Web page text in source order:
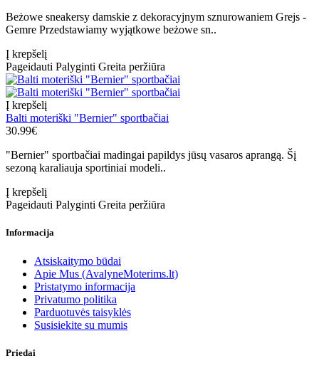
Beżowe sneakersy damskie z dekoracyjnym sznurowaniem Grejs -
Gemre Przedstawiamy wyjątkowe beżowe sn..
Į krepšelį
Pageidauti Palyginti Greita peržiūra
Į krepšelį
Balti moteriški "Bernier" sportbačiai
30.99€
"Bernier" sportbačiai madingai papildys jūsų vasaros aprangą. Šį
sezoną karaliauja sportiniai modeli..
Į krepšelį
Pageidauti Palyginti Greita peržiūra
Informacija
Atsiskaitymo būdai
Apie Mus (AvalyneMoterims.lt)
Pristatymo informacija
Privatumo politika
Parduotuvės taisyklės
Susisiekite su mumis
Priedai